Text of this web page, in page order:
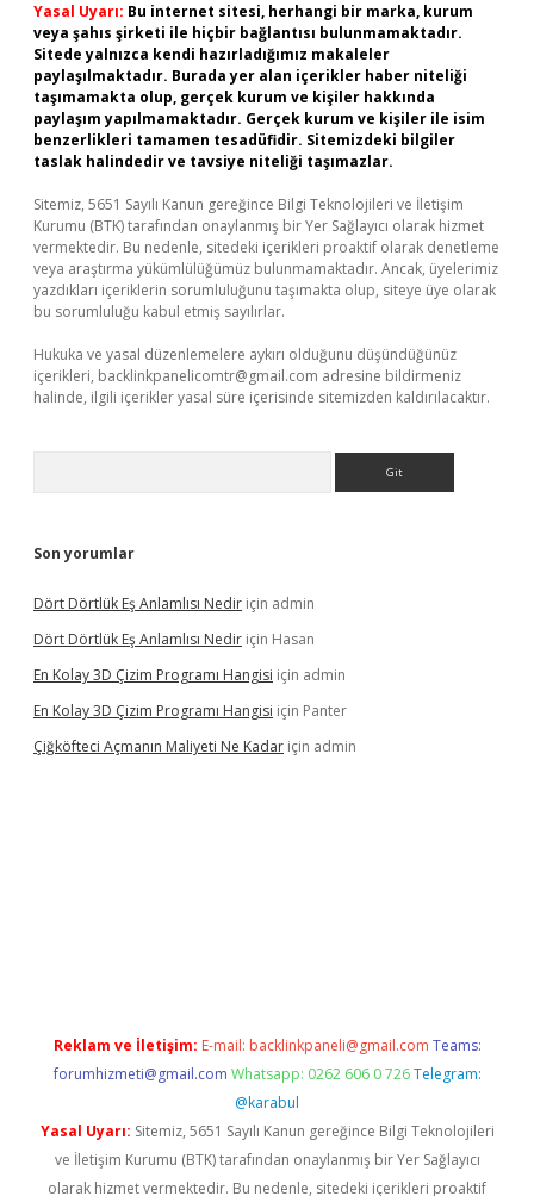
Yasal Uyarı: Bu internet sitesi, herhangi bir marka, kurum
veya şahıs şirketi ile hiçbir bağlantısı bulunmamaktadır.
Sitede yalnızca kendi hazırladığımız makaleler
paylaşılmaktadır. Burada yer alan içerikler haber niteliği
taşımamakta olup, gerçek kurum ve kişiler hakkında
paylaşım yapılmamaktadır. Gerçek kurum ve kişiler ile isim
benzerlikleri tamamen tesadüfidir. Sitemizdeki bilgiler
taslak halindedir ve tavsiye niteliği taşımazlar.
Sitemiz, 5651 Sayılı Kanun gereğince Bilgi Teknolojileri ve İletişim
Kurumu (BTK) tarafından onaylanmış bir Yer Sağlayıcı olarak hizmet
vermektedir. Bu nedenle, sitedeki içerikleri proaktif olarak denetleme
veya araştırma yükümlülüğümüz bulunmamaktadır. Ancak, üyelerimiz
yazdıkları içeriklerin sorumluluğunu taşımakta olup, siteye üye olarak
bu sorumluluğu kabul etmiş sayılırlar.
Hukuka ve yasal düzenlemelere aykırı olduğunu düşündüğünüz
içerikleri, backlinkpanelicomtr@gmail.com adresine bildirmeniz
halinde, ilgili içerikler yasal süre içerisinde sitemizden kaldırılacaktır.
Son yorumlar
Dört Dörtlük Eş Anlamlısı Nedir için admin
Dört Dörtlük Eş Anlamlısı Nedir için Hasan
En Kolay 3D Çizim Programı Hangisi için admin
En Kolay 3D Çizim Programı Hangisi için Panter
Çiğköfteci Açmanın Maliyeti Ne Kadar için admin
Reklam ve İletişim: E-mail: backlinkpaneli@gmail.com Teams:
forumhizmeti@gmail.com Whatsapp: 0262 606 0 726 Telegram:
@karabul
Yasal Uyarı: Sitemiz, 5651 Sayılı Kanun gereğince Bilgi Teknolojileri
ve İletişim Kurumu (BTK) tarafından onaylanmış bir Yer Sağlayıcı
olarak hizmet vermektedir. Bu nedenle, sitedeki içerikleri proaktif